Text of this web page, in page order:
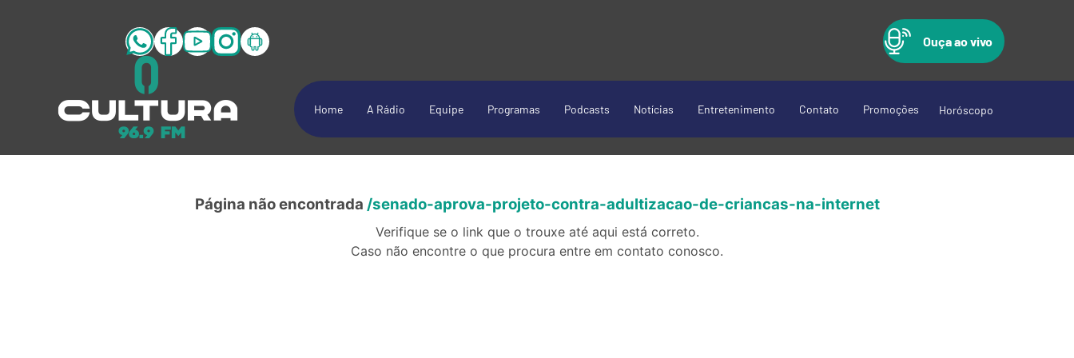
Ouça ao vivo
Home A Rádio Equipe Programas Podcasts Notícias Entretenimento Contato Promoções Horóscopo
Página não encontrada /senado-aprova-projeto-contra-adultizacao-de-criancas-na-internet
Verifique se o link que o trouxe até aqui está correto.
Caso não encontre o que procura entre em contato conosco.